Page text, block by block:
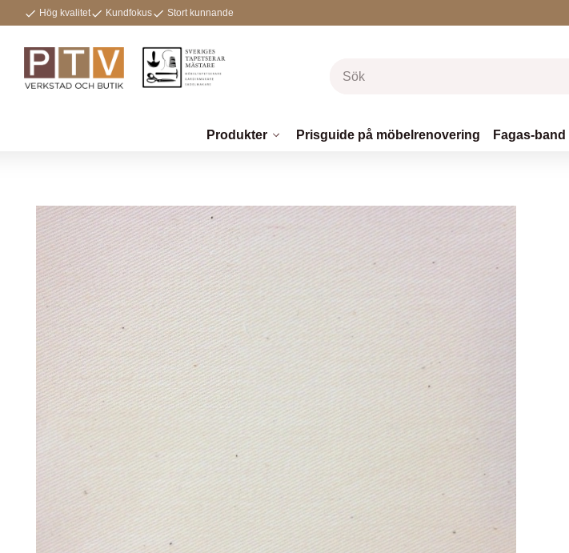
Hög kvalitet Kundfokus Stort kunnande
Produkter Prisguide på möbelrenovering Fagas-band